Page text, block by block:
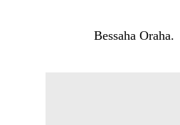
Bessaha Oraha.